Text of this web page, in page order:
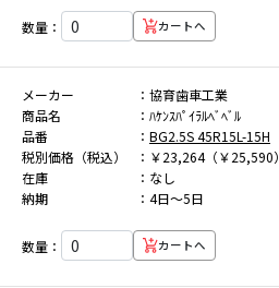
数量： カートへ
メーカー
協育歯車工業
商品名
ﾊｹﾝｽﾊﾟｲﾗﾙﾍﾞﾍﾞﾙ
品番
BG2.5S 45R15L-15H
税別価格（税込）
￥23,264（￥25,590）
在庫
なし
納期
4日～5日
数量： カートへ